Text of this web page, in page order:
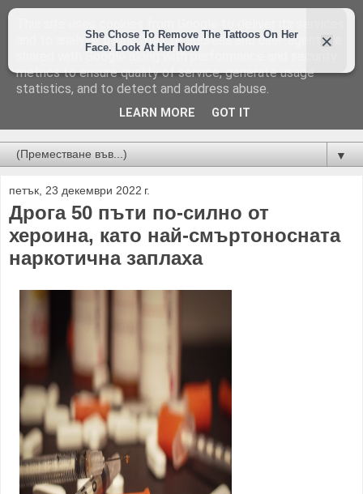
Новини от Бургас, страната и света!
▼
петък, 23 декември 2022 г.
Дрога 50 пъти по-силно от
хероина, като най-смъртоносната
наркотична заплаха
and to analyze traffic. Your IP address and user-agent are
shared with Google along with performance and security
metrics to ensure quality of service, generate usage
statistics, and to detect and address abuse.
LEARN MORE GOT IT